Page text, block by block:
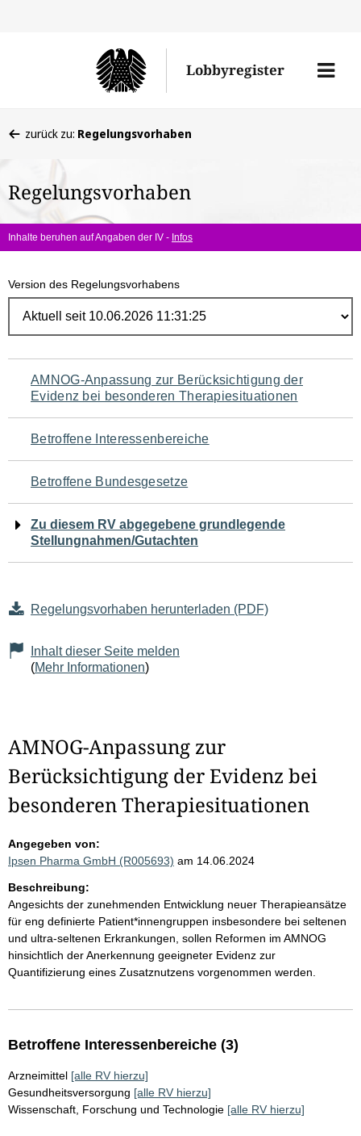
Lobbyregister
Menü
befinden
hier:
zurück zu: Regelungsvorhaben
Regelungsvorhaben
Inhalte beruhen auf Angaben der IV - Infos
Version des Regelungsvorhabens
Navigation
für
den
Seiteninhalt
AMNOG-Anpassung zur Berücksichtigung der
Evidenz bei besonderen Therapiesituationen
Betroffene Interessenbereiche
Betroffene Bundesgesetze
Zu diesem RV abgegebene grundlegende
Stellungnahmen/Gutachten
Regelungsvorhaben herunterladen (PDF)
Inhalt dieser Seite melden
(Mehr Informationen)
AMNOG-Anpassung zur
Berücksichtigung der Evidenz bei
besonderen Therapiesituationen
Angegeben von:
Ipsen Pharma GmbH (R005693) am 14.06.2024
Beschreibung:
Angesichts der zunehmenden Entwicklung neuer Therapieansätze
für eng definierte Patient*innengruppen insbesondere bei seltenen
und ultra-seltenen Erkrankungen, sollen Reformen im AMNOG
hinsichtlich der Anerkennung geeigneter Evidenz zur
Quantifizierung eines Zusatznutzens vorgenommen werden.
Betroffene Interessenbereiche (3)
Arzneimittel [alle RV hierzu]
Gesundheitsversorgung [alle RV hierzu]
Wissenschaft, Forschung und Technologie [alle RV hierzu]